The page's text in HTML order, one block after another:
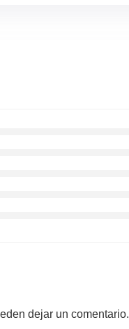
dejar un comentario.